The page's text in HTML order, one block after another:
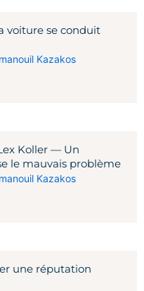
voiture se conduit
Kazakos
Koller — Un
le mauvais problème
Kazakos
une réputation